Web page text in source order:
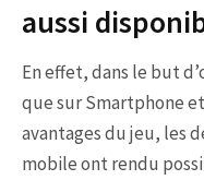
aussi
En effet, dans le but
que sur Smartphone
avantages du jeu, les
mobile ont rendu